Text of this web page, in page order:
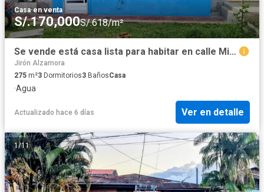
Casa·en venta
S/.170,000S/.618/m²
Se vende está casa lista para habitar en calle Miraflores en San Juan Bautista, Maynas, Loreto
Jirón Alzamora
275 m²3 Dormitorios3 BañosCasa
·Agua
Actualizado hace 6 días Ver en detalle
1/11